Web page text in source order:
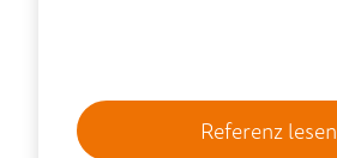
Referenz lesen